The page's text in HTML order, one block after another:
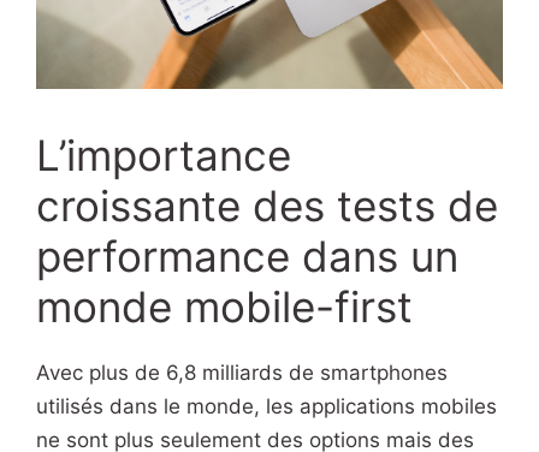
L’importance
croissante des tests de
performance dans un
monde mobile-first
Avec plus de 6,8 milliards de smartphones
utilisés dans le monde, les applications mobiles
ne sont plus seulement des options mais des